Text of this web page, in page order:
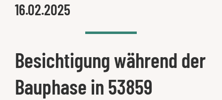
16.02.2025
Besichtigung während der
Bauphase in 53859